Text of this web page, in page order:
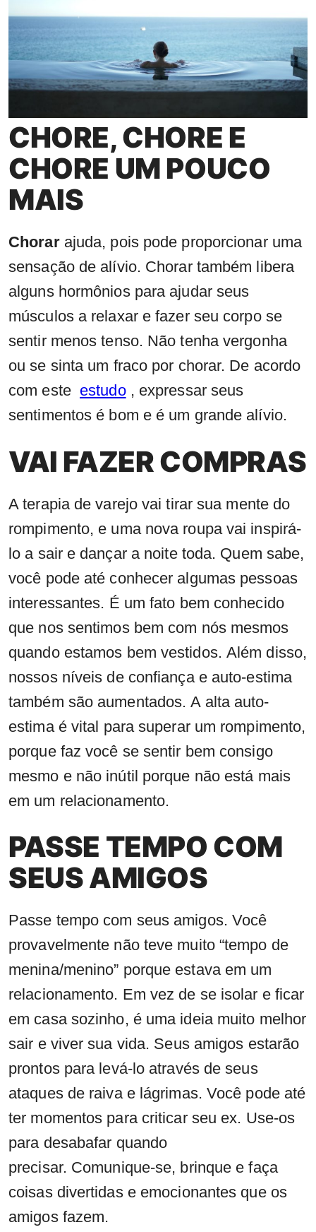
CHORE, CHORE E
CHORE UM POUCO
MAIS
Chorarajuda, pois pode proporcionar uma
sensação de alívio. Chorar também libera
alguns hormônios para ajudar seus
músculos a relaxar e fazer seu corpo se
sentir menos tenso. Não tenha vergonha
ou se sinta um fraco por chorar. De acordo
com este estudo, expressar seus
sentimentos é bom e é um grande alívio.
VAI FAZER COMPRAS
A terapia de varejo vai tirar sua mente do
rompimento, e uma nova roupa vai inspirá-
lo a sair e dançar a noite toda. Quem sabe,
você pode até conhecer algumas pessoas
interessantes. É um fato bem conhecido
que nos sentimos bem com nós mesmos
quando estamos bem vestidos. Além disso,
nossos níveis de confiança e auto-estima
também são aumentados. A alta auto-
estima é vital para superar um rompimento,
porque faz você se sentir bem consigo
mesmo e não inútil porque não está mais
em um relacionamento.
PASSE TEMPO COM
SEUS AMIGOS
Passe tempo com seus amigos. Você
provavelmente não teve muito “tempo de
menina/menino” porque estava em um
relacionamento. Em vez de se isolar e ficar
em casa sozinho, é uma ideia muito melhor
sair e viver sua vida. Seus amigos estarão
prontos para levá-lo através de seus
ataques de raiva e lágrimas. Você pode até
ter momentos para criticar seu ex. Use-os
para desabafar quando
precisar. Comunique-se, brinque e faça
coisas divertidas e emocionantes que os
amigos fazem.